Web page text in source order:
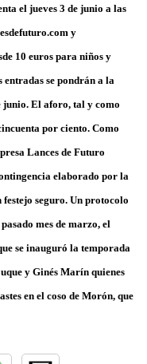
el jueves 3 de junio a las
y
10 euros para niños y
entradas se pondrán a la
junio. El aforo, tal y como
por ciento. Como
Lances de Futuro
elaborado por la
seguro. Un protocolo
mes de marzo, el
se inauguró la temporada
y Ginés Marín quienes
en el coso de Morón, que